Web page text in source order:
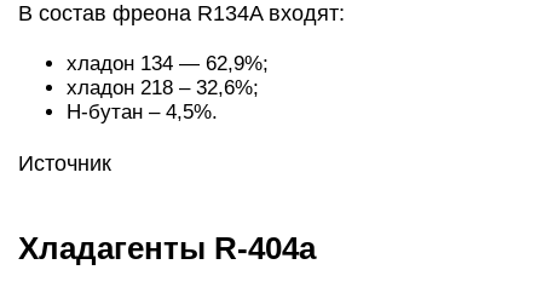
В состав фреона R134A входят:
хладон 134 — 62,9%;
хладон 218 – 32,6%;
H-бутан – 4,5%.
Источник
Хладагенты R-404a